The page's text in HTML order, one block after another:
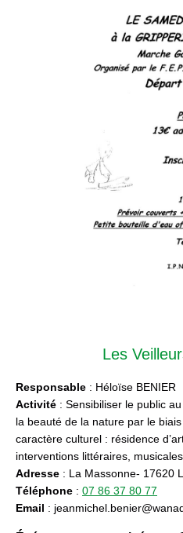
Les
Responsable : Héloïse BENIER
Activité : Sensibiliser le public
la beauté de la nature par le
caractère culturel : résidence
interventions littéraires,
Adresse : La Massonne- 17620
Téléphone : 07 86 37 80 77
Email :